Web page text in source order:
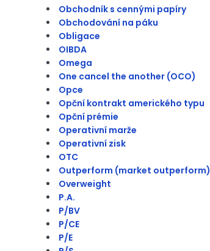
Obchodník s cennými papíry
Obchodování na páku
Obligace
OIBDA
Omega
One cancel the another (OCO)
Opce
Opční kontrakt amerického typu
Opční prémie
Operativní marže
Operativní zisk
OTC
Outperform (market outperform)
Overweight
P.A.
P/BV
P/CE
P/E